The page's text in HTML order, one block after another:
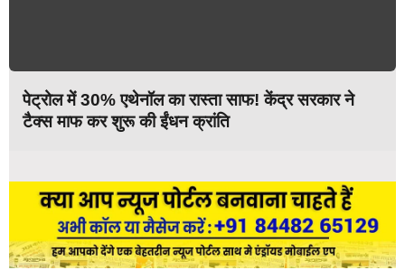
पेट्रोल में 30% एथेनॉल का रास्ता साफ! केंद्र सरकार ने
टैक्स माफ कर शुरू की ईंधन क्रांति